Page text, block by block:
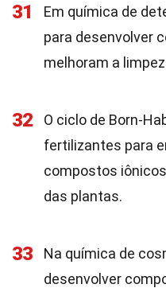
31
Em química de
para desenvolver
melhoram a
32
O ciclo de Born-
fertilizantes para
compostos
das plantas.
33
Na química de
desenvolver